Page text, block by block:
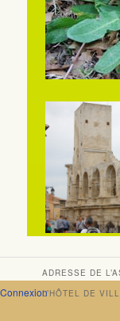
ADRESSE DE
L’HÔTEL DE
Connexion